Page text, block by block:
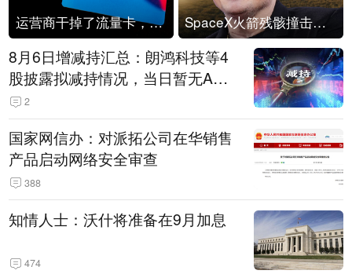
运营商干掉了流量卡，他们真的玩不起了 SpaceX火箭残骸撞击月球
8月6日增减持汇总：朗鸿科技等4
股披露拟减持情况，当日暂无A股
公司披露拟增持情况（表）
2
国家网信办：对派拓公司在华销售
产品启动网络安全审查
388
知情人士：沃什将准备在9月加息
474